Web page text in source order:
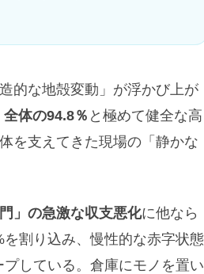
的な地殻変動」が浮かび上が
体の94.8％ と極めて健全な高
を支えてきた現場の「静かな
」の急激な収支悪化に他なら
割り込み、慢性的な赤字状態
している。倉庫にモノを置い